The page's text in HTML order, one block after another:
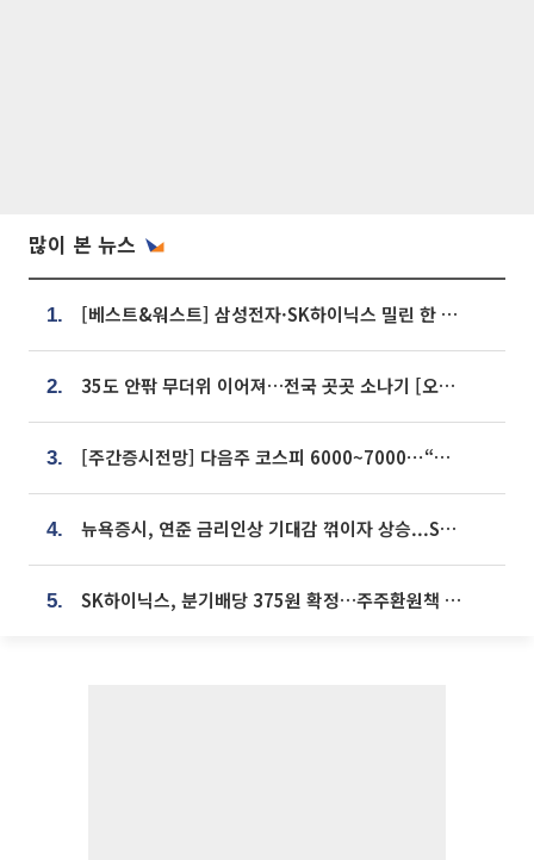
많이 본 뉴스
1. [베스트&워스트] 삼성전자·SK하이닉스 밀린 한 주…상상인증권은 85% 급등
2. 35도 안팎 무더위 이어져…전국 곳곳 소나기 [오늘 날씨]
3. [주간증시전망] 다음주 코스피 6000~7000⋯“外人 수급은 정책이 변수”
4. 뉴욕증시, 연준 금리인상 기대감 꺾이자 상승...S&P500 사상 최고치 [종합]
5. SK하이닉스, 분기배당 375원 확정…주주환원책 9월로 앞당겨 발표